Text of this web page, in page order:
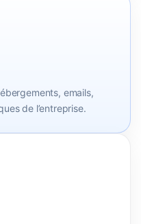
emails,
de l’entreprise.